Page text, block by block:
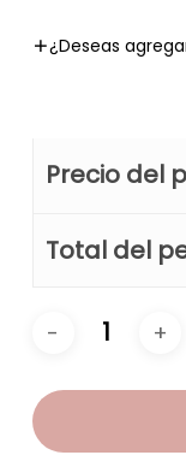
¿Deseas
Precio del
Total del